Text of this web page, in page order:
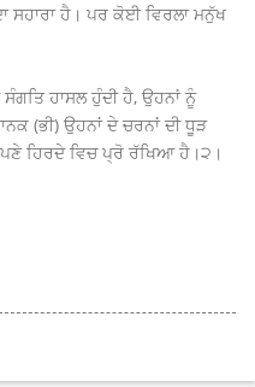
ਸਹਾਰਾ ਹੈ। ਪਰ ਕੋਈ ਵਿਰਲਾ ਮਨੁੱਖ
ਹਾਸਲ ਹੁੰਦੀ ਹੈ, ਉਹਨਾਂ ਨੂੰ
(ਭੀ) ਉਹਨਾਂ ਦੇ ਚਰਨਾਂ ਦੀ ਧੂੜ
ਹਿਰਦੇ ਵਿਚ ਪ੍ਰੋ ਰੱਖਿਆ ਹੈ।੨।